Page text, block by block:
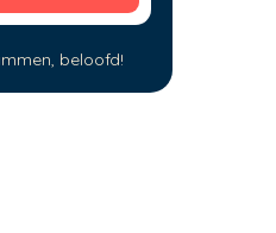
beloofd!